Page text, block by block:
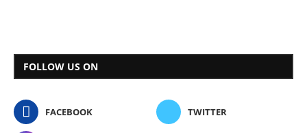
FOLLOW US ON
FACEBOOK TWITTER